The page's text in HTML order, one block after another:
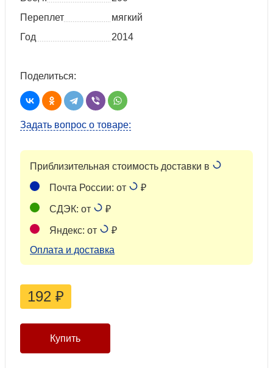
Переплет
мягкий
Год
2014
Поделиться:
Задать вопрос о товаре:
Приблизительная стоимость доставки в
Почта России: от ₽
СДЭК: от ₽
Яндекс: от
₽
Оплата и доставка
192 ₽